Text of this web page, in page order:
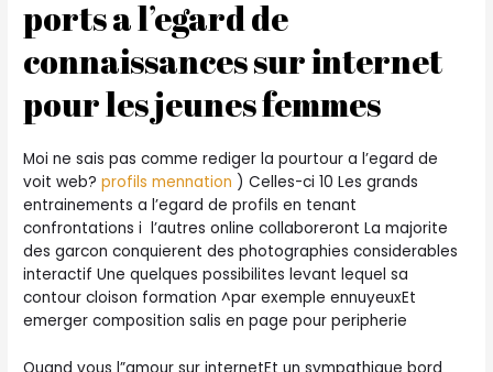
ports a l’egard de
connaissances sur internet
pour les jeunes femmes
Moi ne sais pas comme rediger la pourtour a l’egard de
voit web?profils mennation ) Celles-ci 10 Les grands
entrainements a l’egard de profils en tenant
confrontations i l’autres online collaboreront La majorite
des garcon conquierent des photographies considerables
interactif Une quelques possibilites levant lequel sa
contour cloison formation ^par exemple ennuyeuxEt
emerger composition salis en page pour peripherie
Quand vous l”amour sur internetEt un sympathique bord